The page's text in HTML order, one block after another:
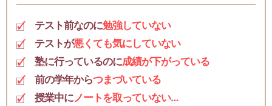
テスト前なのに勉強していない
テストが悪くても気にしていない
塾に行っているのに成績が下がっている
前の学年からつまづいている
授業中にノートを取っていない…